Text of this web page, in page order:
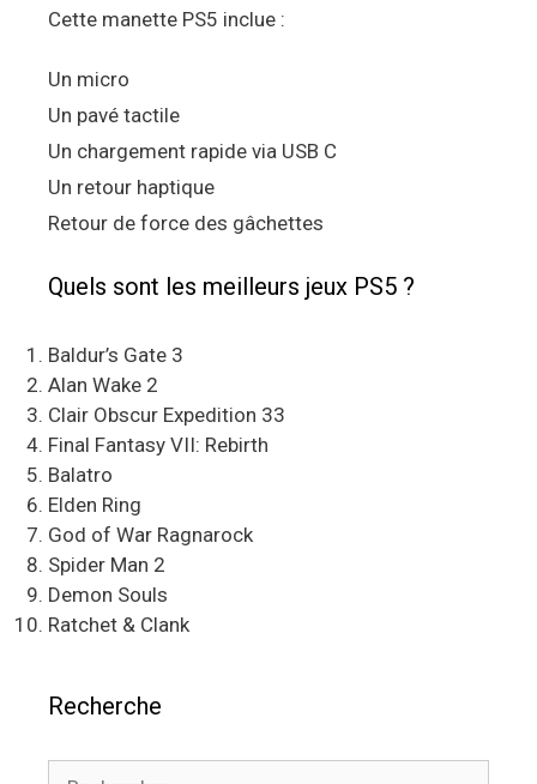
Cette manette PS5 inclue :
Un micro
Un pavé tactile
Un chargement rapide via USB C
Un retour haptique
Retour de force des gâchettes
Quels sont les meilleurs jeux PS5 ?
Baldur’s Gate 3
Alan Wake 2
Clair Obscur Expedition 33
Final Fantasy VII: Rebirth
Balatro
Elden Ring
God of War Ragnarock
Spider Man 2
Demon Souls
Ratchet & Clank
Recherche